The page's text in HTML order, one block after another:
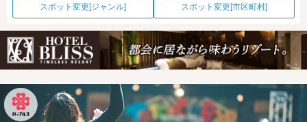
スポット変更[ジャンル] スポット変更[市区町村]